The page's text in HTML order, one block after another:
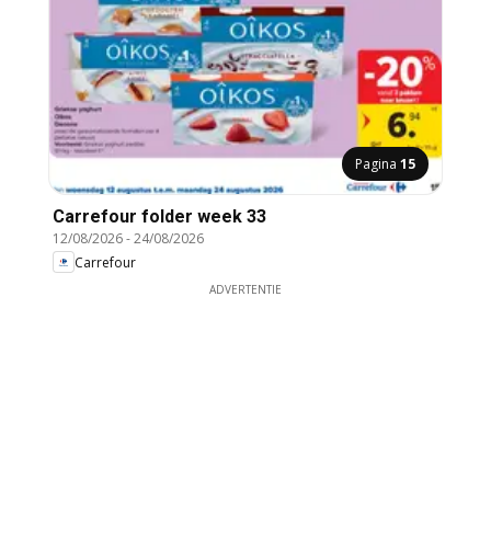
Pagina 15
Carrefour folder week 33
12/08/2026-24/08/2026
Carrefour
ADVERTENTIE